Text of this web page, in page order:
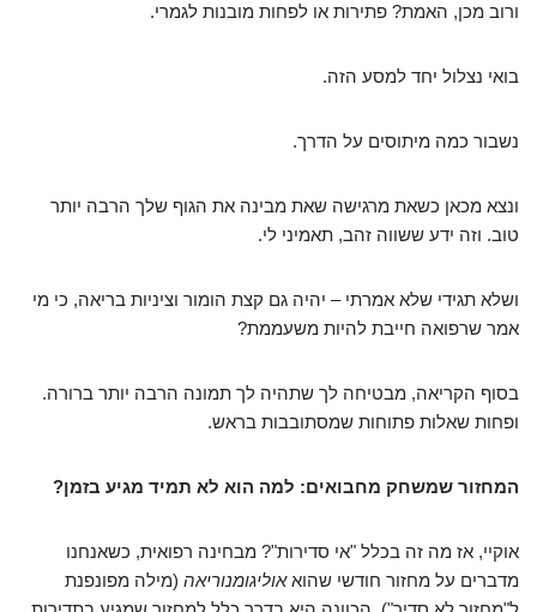
ורוב מכן, האמת? פתירות או לפחות מובנות לגמרי.
בואי נצלול יחד למסע הזה.
נשבור כמה מיתוסים על הדרך.
ונצא מכאן כשאת מרגישה שאת מבינה את הגוף שלך הרבה יותר
טוב. וזה ידע ששווה זהב, תאמיני לי.
ושלא תגידי שלא אמרתי – יהיה גם קצת הומור וציניות בריאה, כי מי
אמר שרפואה חייבת להיות משעממת?
בסוף הקריאה, מבטיחה לך שתהיה לך תמונה הרבה יותר ברורה.
ופחות שאלות פתוחות שמסתובבות בראש.
המחזור שמשחק מחבואים: למה הוא לא תמיד מגיע בזמן?
אוקיי, אז מה זה בכלל "אי סדירות"? מבחינה רפואית, כשאנחנו
מדברים על מחזור חודשי שהואאוליגומנוריאה (מילה מפונפנת